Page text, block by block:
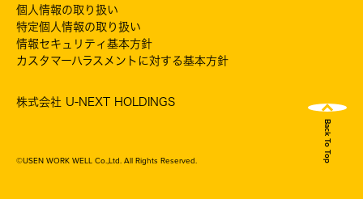
個人情報の取り扱い
特定個人情報の取り扱い
情報セキュリティ基本方針
カスタマーハラスメントに対する基本方針
株式会社 U-NEXT HOLDINGS
©USEN WORK WELL Co.,Ltd. All Rights Reserved. Back To Top